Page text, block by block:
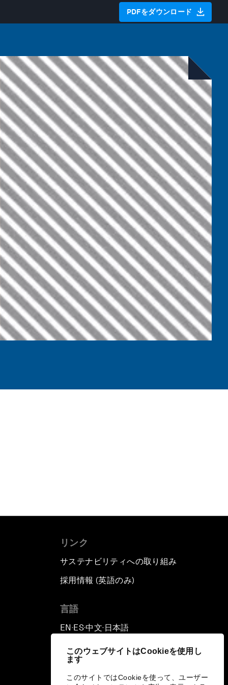
このウェブサイトはCookieを使用し
ます
このサイトではCookieを使って、ユーザー
PDFをダウンロード
リンク
サステナビリティへの取り組み
採用情報 (英語のみ)
言語
EN ▪ES▪中文▪ 日本語